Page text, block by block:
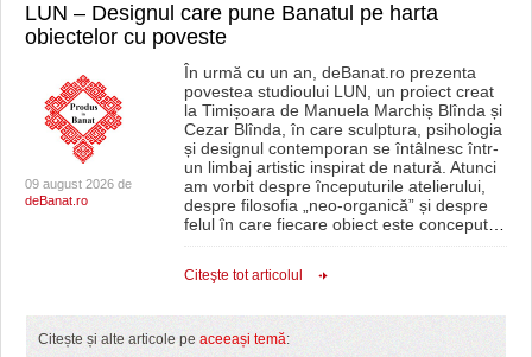
LUN – Designul care pune Banatul pe harta
obiectelor cu poveste
09 august 2026 de
deBanat.ro
În urmă cu un an, deBanat.ro prezenta
povestea studioului LUN, un proiect creat
la Timișoara de Manuela Marchiș Blînda și
Cezar Blînda, în care sculptura, psihologia
și designul contemporan se întâlnesc într-
un limbaj artistic inspirat de natură. Atunci
am vorbit despre începuturile atelierului,
despre filosofia „neo-organică” și despre
felul în care fiecare obiect este conceput…
Citeşte tot articolul
Citește și alte articole pe aceeași temă: